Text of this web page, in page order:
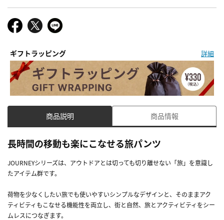
ギフトラッピング 詳細
商品説明 商品情報
長時間の移動も楽にこなせる旅パンツ
JOURNEYシリーズは、アウトドアとは切っても切り離せない「旅」を意識し
たアイテム群です。
荷物を少なくしたい旅でも使いやすいシンプルなデザインと、そのままアク
ティビティもこなせる機能性を両立し、街と自然、旅とアクティビティをシー
ムレスにつなぎます。